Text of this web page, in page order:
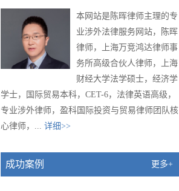
本网站是陈晖律师主理的专
业涉外法律服务网站，陈晖
律师，上海万竞鸿达律师事
务所高级合伙人律师，上海
财经大学法学硕士，经济学
学士，国际贸易本科，CET-6，法律英语高级，
专业涉外律师，盈科国际投资与贸易律师团队核
心律师，... 详细>>
成功案例 更多+